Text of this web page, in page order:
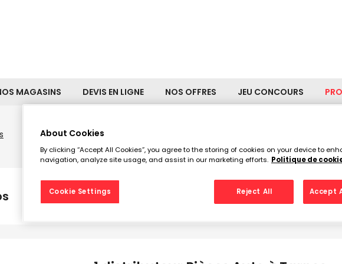
MAGASINS DEVIS EN LIGNE NOS OFFRES JEU CONCOURS
Les distributeurs Pièces Auto à
About Cookies
By clicking “Accept All Cookies”, you agree to the storing of cookies on your device to
navigation, analyze site usage, and assist in our marketing efforts. Politique de
Reject All Accept
Cookie Settings